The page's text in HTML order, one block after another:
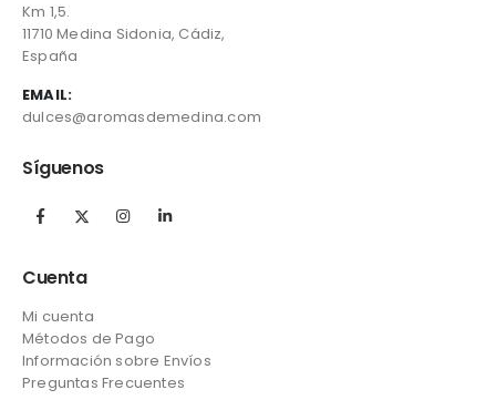
Km 1,5.
11710 Medina Sidonia, Cádiz,
España
EMAIL:
dulces@aromasdemedina.com
Síguenos
Cuenta
Mi cuenta
Métodos de Pago
Información sobre Envíos
Preguntas Frecuentes